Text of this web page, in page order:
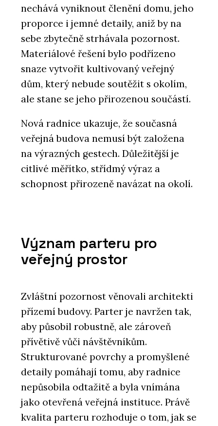
nechává vyniknout členění domu, jeho
proporce i jemné detaily, aniž by na
sebe zbytečně strhávala pozornost.
Materiálové řešení bylo podřízeno
snaze vytvořit kultivovaný veřejný
dům, který nebude soutěžit s okolím,
ale stane se jeho přirozenou součástí.
Nová radnice ukazuje, že současná
veřejná budova nemusí být založena
na výrazných gestech. Důležitější je
citlivé měřítko, střídmý výraz a
schopnost přirozeně navázat na okolí.
Význam parteru pro
veřejný prostor
Zvláštní pozornost věnovali architekti
přízemí budovy. Parter je navržen tak,
aby působil robustně, ale zároveň
přívětivě vůči návštěvníkům.
Strukturované povrchy a promyšlené
detaily pomáhají tomu, aby radnice
nepůsobila odtažitě a byla vnímána
jako otevřená veřejná instituce. Právě
kvalita parteru rozhoduje o tom, jak se